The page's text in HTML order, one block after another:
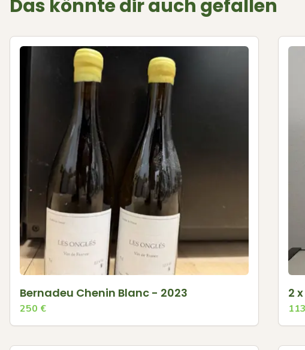
Das könnte dir auch gefallen
Bernadeu Chenin Blanc - 2023
250 €
2
113